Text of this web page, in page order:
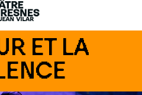
ET LA